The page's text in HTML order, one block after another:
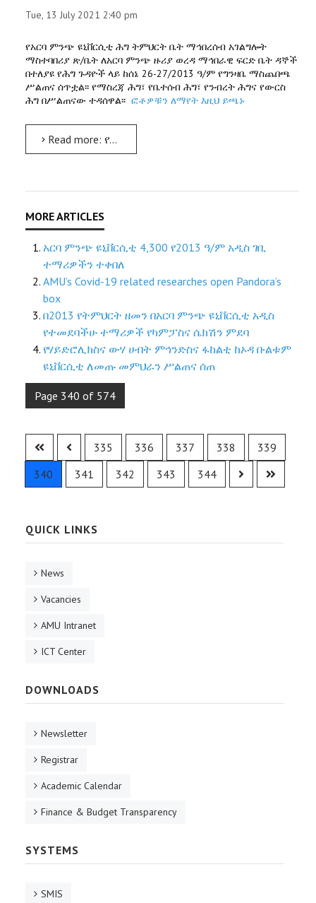
Tue, 13 July 2021 2:40 pm
የአርባ ምንጭ ዩኒቨርሲቲ ሕግ ትምህርት ቤት ማኅበረሰብ አገልግሎት
ማስተባበሪያ ጽ/ቤት ለአርባ ምንጭ ዙሪያ ወረዳ ማኅበራዊ ፍርድ ቤት ዳኞች
በተለያዩ የሕግ ጉዳዮች ላይ ከሰኔ 26-27/2013 ዓ/ም የግንዛቤ ማስጨበጫ
ሥልጠና ሰጥቷል፡፡ የማስረጃ ሕግ፣ የቤተሰብ ሕግ፣ የንብረት ሕግና የውርስ
ሕግ በሥልጠናው ተዳሰዋል፡፡ ፎቶዎቹን ለማየት እዚህ ይጫኑ
Read more: የዩኒቨርሲቲው ሕግ ትምህርት ቤት ለማኅበራዊ ፍርድ ቤት ዳኞች የግንዛቤ ማስጨበጫ ሥልጠና ሰጠ
አርባ ምንጭ ዩኒቨርሲቲ 4,300 የ2013 ዓ/ም አዲስ ገቢ
ተማሪዎችን ተቀበለ
AMU’s Covid-19 related researches open Pandora’s
box
በ2013 የትምህርት ዘመን በአርባ ምንጭ ዩኒቨርሲቲ አዲስ
የተመደባችሁ ተማሪዎች የካምፓስና ሴክሽን ምደባ
የሃይድሮሊክስና ውሃ ሀብት ምኅንድስና ፋከልቲ ከኦዳ ቡልቱም
ዩኒቨርሲቲ ለመጡ መምህራን ሥልጠና ሰጠ
Page 340 of 574
335 336 337 338
339
340
341 342 343 344
QUICK LINKS
News
Vacancies
AMU Intranet
ICT Center
DOWNLOADS
Newsletter
Registrar
Academic Calendar
Finance & Budget Transparency
SYSTEMS
SMIS